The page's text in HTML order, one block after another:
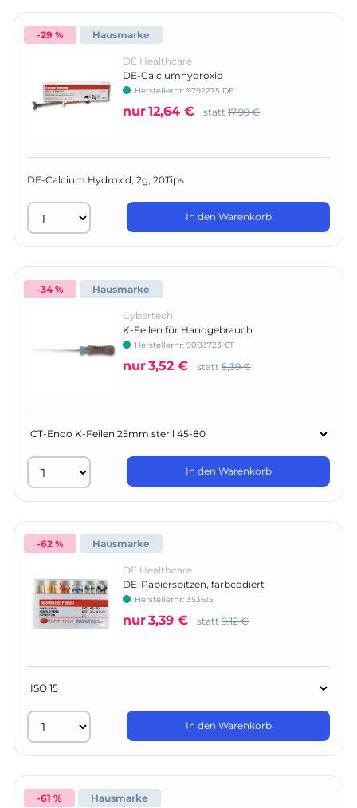
-29 % Hausmarke
DE Healthcare
DE-Calciumhydroxid
Herstellernr: 9792275 DE
nur12,64 € statt 17,99 €
DE-Calcium Hydroxid, 2g, 20Tips
In den Warenkorb
-34 % Hausmarke
Cybertech
K-Feilen für Handgebrauch
Herstellernr: 9003723 CT
nur3,52 € statt 5,39 €
In den Warenkorb
-62 % Hausmarke
DE Healthcare
DE-Papierspitzen, farbcodiert
Herstellernr: 353615
nur3,39 € statt 9,12 €
In den Warenkorb
-61 % Hausmarke